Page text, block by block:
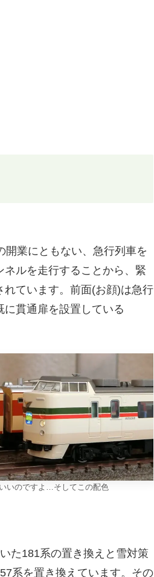
業にともない、急行列車を
ルを走行することから、緊
ています。前面(お顔)は急行
貫通扉を設置している
いのですよ…そしてこの配色
た181系の置き換えと雪対策
系を置き換えています。その